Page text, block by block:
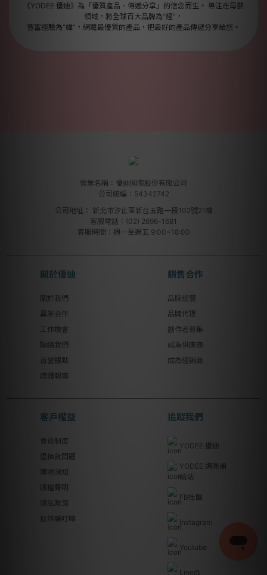
《YODEE 優迪》為「優質產品、傳遞分享」的信念而生。 專注在母嬰
領域，將全球百大品牌為”經”，
豐富經驗為”緯”，網羅最優質的產品，把最好的產品傳遞分享給您。
營業名稱：優迪國際股份有限公司
公司統編：54342742
公司地址： 新北市汐止區新台五路一段102號21樓
客服電話：(02) 2696-1681
客服時間：週一至週五 9:00~18:00
關於優迪
關於我們
異業合作
工作機會
聯絡我們
直營據點
媒體報導
銷售合作
品牌總覽
品牌代理
創作者募集
成為供應商
成為經銷商
客戶權益
會員制度
退換貨問題
購物須知
版權聲明
隱私政策
反詐騙叮嚀
追蹤我們
YODEE 優迪
YODEE 媽咪補
給站
FB社團
Instagram
Youtube
Line@